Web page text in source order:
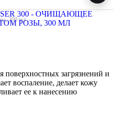
300 мл
поверхностных загрязнений и
воспаление, делает кожу
ее к нанесению